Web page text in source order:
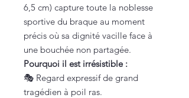
6,5 cm) capture toute la noblesse
sportive du braque au moment
précis où sa dignité vacille face à
une bouchée non partagée.
Pourquoi il est irrésistible :
🎭 Regard expressif de grand
tragédien à poil ras.